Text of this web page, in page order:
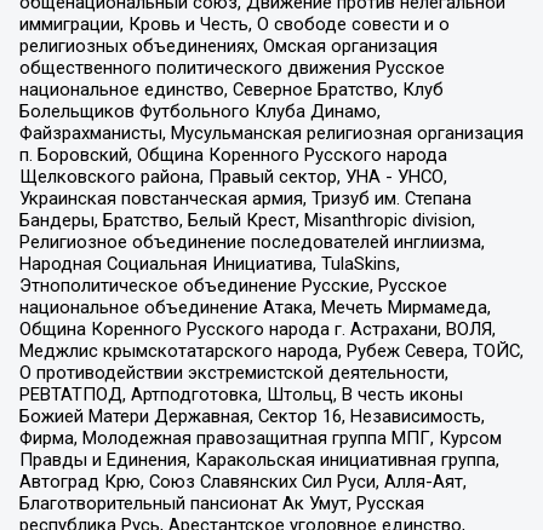
иммиграции, Кровь и Честь, О свободе совести и о
религиозных объединениях, Омская организация
общественного политического движения Русское
национальное единство, Северное Братство, Клуб
Болельщиков Футбольного Клуба Динамо,
Файзрахманисты, Мусульманская религиозная организация
п. Боровский, Община Коренного Русского народа
Щелковского района, Правый сектор, УНА - УНСО,
Украинская повстанческая армия, Тризуб им. Степана
Бандеры, Братство, Белый Крест, Misanthropic division,
Религиозное объединение последователей инглиизма,
Народная Социальная Инициатива, TulaSkins,
Этнополитическое объединение Русские, Русское
национальное объединение Атака, Мечеть Мирмамеда,
Община Коренного Русского народа г. Астрахани, ВОЛЯ,
Меджлис крымскотатарского народа, Рубеж Севера, ТОЙС,
О противодействии экстремистской деятельности,
РЕВТАТПОД, Артподготовка, Штольц, В честь иконы
Божией Матери Державная, Сектор 16, Независимость,
Фирма, Молодежная правозащитная группа МПГ, Курсом
Правды и Единения, Каракольская инициативная группа,
Автоград Крю, Союз Славянских Сил Руси, Алля-Аят,
Благотворительный пансионат Ак Умут, Русская
республика Русь, Арестантское уголовное единство,